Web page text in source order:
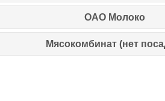
ОАО Молоко
Мясокомбинат (нет